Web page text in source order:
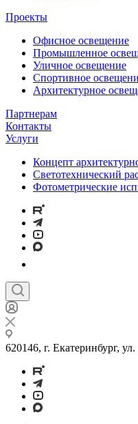
Проекты
Офисное освещение
Промышленное
Уличное освещение
Спортивное
Архитектурное
Партнерам
Контакты
Услуги
Концепт
Светотехнический
Фотометрические
620146, г. Екатеринбург,